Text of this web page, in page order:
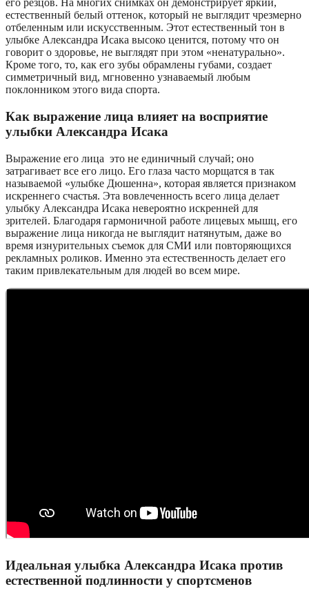
его резцов. На многих снимках он демонстрирует яркий,
естественный белый оттенок, который не выглядит чрезмерно
отбеленным или искусственным. Этот естественный тон в
улыбке Александра Исака высоко ценится, потому что он
говорит о здоровье, не выглядят при этом «ненатурально».
Кроме того, то, как его зубы обрамлены губами, создает
симметричный вид, мгновенно узнаваемый любым
поклонником этого вида спорта.
Как выражение лица влияет на восприятие
улыбки Александра Исака
Выражение его лица это не единичный случай; оно
затрагивает все его лицо. Его глаза часто морщатся в так
называемой «улыбке Дюшенна», которая является признаком
искреннего счастья. Эта вовлеченность всего лица делает
улыбку Александра Исака невероятно искренней для
зрителей. Благодаря гармоничной работе лицевых мышц, его
выражение лица никогда не выглядит натянутым, даже во
время изнурительных съемок для СМИ или повторяющихся
рекламных роликов. Именно эта естественность делает его
таким привлекательным для людей во всем мире.
Идеальная улыбка Александра Исака против
естественной подлинности у спортсменов